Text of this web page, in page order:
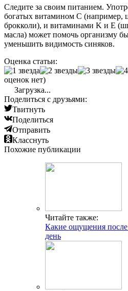
Следите за своим питанием.
богатых витамином C (например,
брокколи), и витаминами K и E
масла) может помочь организму
уменьшить видимость синяков.
Оценка статьи:
оценок нет)
Загрузка...
Поделиться с друзьями:
Твитнуть
Поделиться
Отправить
Класснуть
Похожие публикации
Читайте также:
Какие ощущения
день